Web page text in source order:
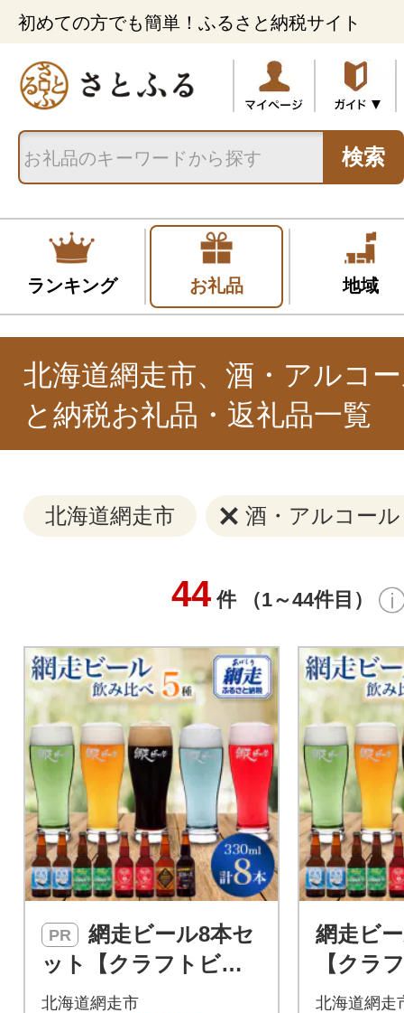
初めての方でも簡単！ふるさと納税サイト
検索
ランキング お礼品 地域
北海道網走市、酒・アルコ
と納税お礼品・返礼品一覧
北海道網走市 酒・アルコール
44 件 （1～44件目）
PR
ット【クラフトビー
ル】
北海道網走市
網走ビ
【クラ
北海道網走